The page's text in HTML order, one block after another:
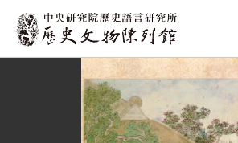
:::